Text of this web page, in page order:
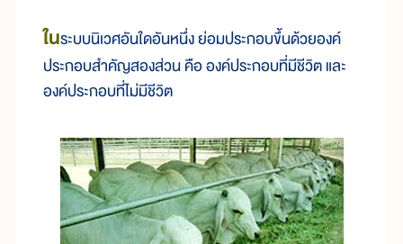
ในระบบนิเวศอันใดอันหนึ่ง ย่อมประกอบขึ้นด้วยองค์
ประกอบสำคัญสองส่วน คือ องค์ประกอบที่มีชีวิต และ
องค์ประกอบที่ไม่มีชีวิต